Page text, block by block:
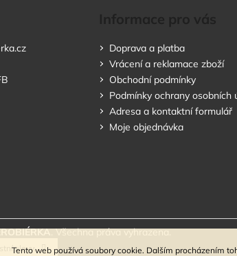
Tento web používá soubory cookie. Dalším procházením
slevy.
Doprava a platba
Vrácení a reklamace zboží
Obchodní podmínky
Podmínky ochrany osobních
Adresa a kontaktní formulář
Moje objednávka
. Všechna práva vyhrazena.